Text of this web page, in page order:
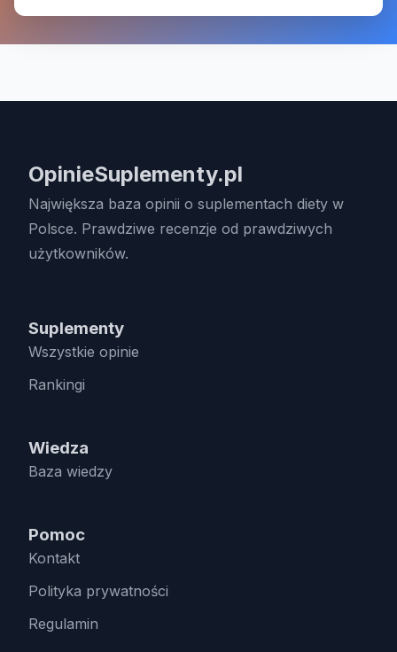
OpinieSuplementy.pl
Największa baza opinii o suplementach diety w
Polsce. Prawdziwe recenzje od prawdziwych
użytkowników.
Suplementy
Wszystkie opinie
Rankingi
Wiedza
Baza wiedzy
Pomoc
Kontakt
Polityka prywatności
Regulamin